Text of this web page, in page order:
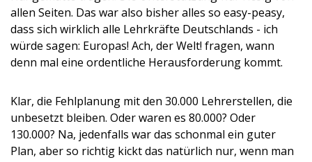
allen Seiten. Das war also bisher alles so easy-peasy,
dass sich wirklich alle Lehrkräfte Deutschlands - ich
würde sagen: Europas! Ach, der Welt! fragen, wann
denn mal eine ordentliche Herausforderung kommt.
Klar, die Fehlplanung mit den 30.000 Lehrerstellen, die
unbesetzt bleiben. Oder waren es 80.000? Oder
130.000? Na, jedenfalls war das schonmal ein guter
Plan, aber so richtig kickt das natürlich nur, wenn man